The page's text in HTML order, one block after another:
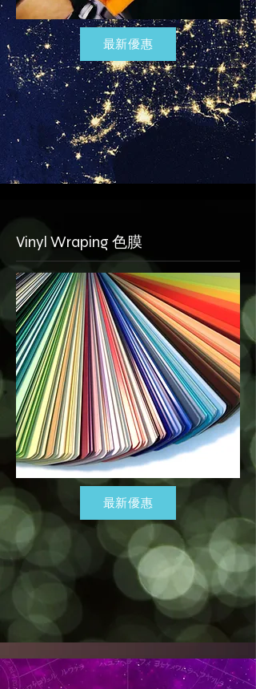
最新優惠
​Vinyl Wraping 色膜
最新優惠